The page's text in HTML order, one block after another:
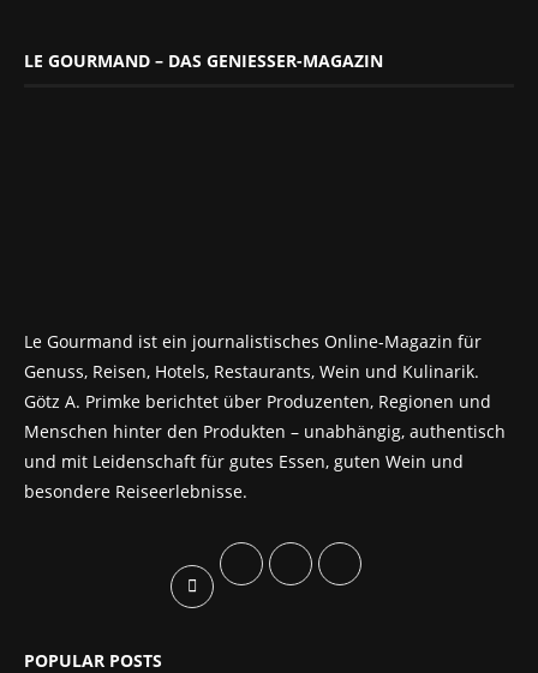
LE GOURMAND – DAS GENIESSER-MAGAZIN
Le Gourmand ist ein journalistisches Online-Magazin für
Genuss, Reisen, Hotels, Restaurants, Wein und Kulinarik.
Götz A. Primke berichtet über Produzenten, Regionen und
Menschen hinter den Produkten – unabhängig, authentisch
und mit Leidenschaft für gutes Essen, guten Wein und
besondere Reiseerlebnisse.
POPULAR POSTS